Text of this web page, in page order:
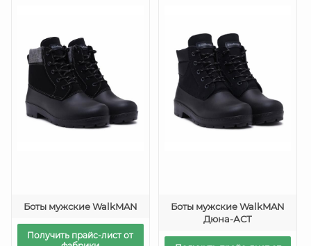
Боты мужские WalkMAN
Получить прайс-лист от
Боты мужские WalkMAN
Дюна-АСТ